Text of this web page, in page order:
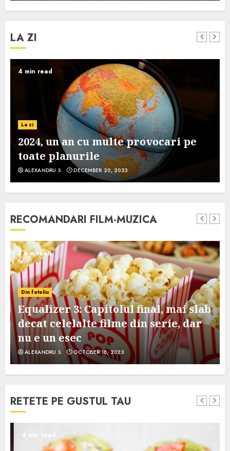
LA ZI
4 min read
La zi
2024, un an cu multe provocari pe
toate planurile
ALEXANDRU S. DECEMBER 20, 2023
RECOMANDARI FILM-MUZICA
3 min read
Din fotoliu
Equalizer 3: Capitolul final, mai slab
decat celelalte filme din serie, dar
nu e un esec
ALEXANDRU S. OCTOBER 18, 2023
RETETE PE GUSTUL TAU
4 min read